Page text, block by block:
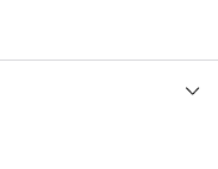
em formato